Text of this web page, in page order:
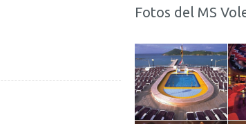
Fotos del MS